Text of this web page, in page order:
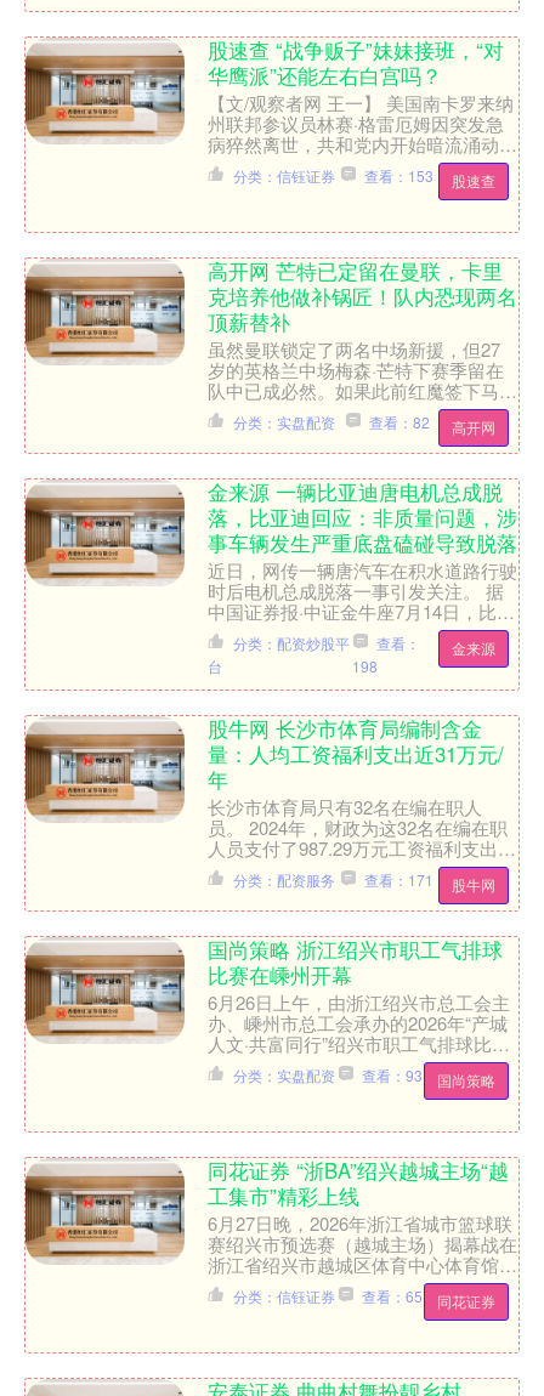
股速查 “战争贩子”妹妹接班，“对
华鹰派”还能左右白宫吗？
【文/观察者网 王一】 美国南卡罗来纳
州联邦参议员林赛·格雷厄姆因突发急
病猝然离世，共和党内开始暗流涌动。
目前，美国参议院100个席位中，共和
党占据多数53个....
股速查
分类：信钰证券 查看：153
高开网 芒特已定留在曼联，卡里
克培养他做补锅匠！队内恐现两名
顶薪替补
虽然曼联锁定了两名中场新援，但27
岁的英格兰中场梅森·芒特下赛季留在
队中已成必然。如果此前红魔签下马特
乌斯·，因其可前可后，芒特的处境将
变得尴尬。然而，M费选择....
高开网
分类：实盘配资 查看：82
金来源 一辆比亚迪唐电机总成脱
落，比亚迪回应：非质量问题，涉
事车辆发生严重底盘磕碰导致脱落
近日，网传一辆唐汽车在积水道路行驶
时后电机总成脱落一事引发关注。 据
中国证券报·中证金牛座7月14日，比亚
迪方面对记者回应称，涉事车辆涉水行
驶时发生严重的底盘磕....
金来源
分类：配资炒股平
台
查看：
198
股牛网 长沙市体育局编制含金
量：人均工资福利支出近31万元/
年
长沙市体育局只有32名在编在职人
员。 2024年，财政为这32名在编在职
人员支付了987.29万元工资福利支出。
简单计算可知，人均工资福利支出约
30.85万元....
股牛网
分类：配资服务 查看：171
国尚策略 浙江绍兴市职工气排球
比赛在嵊州开幕
6月26日上午，由浙江绍兴市总工会主
办、嵊州市总工会承办的2026年“产城
人文·共富同行”绍兴市职工气排球比赛
拉开帷幕。本次活动旨在激发全市职工
建功立业的工作热....
国尚策略
分类：实盘配资 查看：93
同花证券 “浙BA”绍兴越城主场“越
工集市”精彩上线
6月27日晚，2026年浙江省城市篮球联
赛绍兴市预选赛（越城主场）揭幕战在
浙江省绍兴市越城区体育中心体育馆火
热开赛，越城队主场迎战柯桥队。赛场
之上球员奋力拼搏、....
同花证券
分类：信钰证券 查看：65